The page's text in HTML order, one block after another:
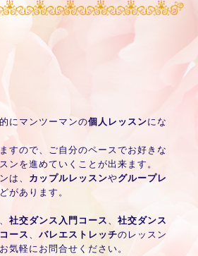
にマンツーマンの個人レッスンにな
すので、ご自分のペースでお好きな
ンを進めていくことが出来ます。
は、 カップルレッスンやグループレ
があります。
社交ダンス入門コース
社交ダンス
ース バレエストレッチのレッスン
気軽にお問合せください。